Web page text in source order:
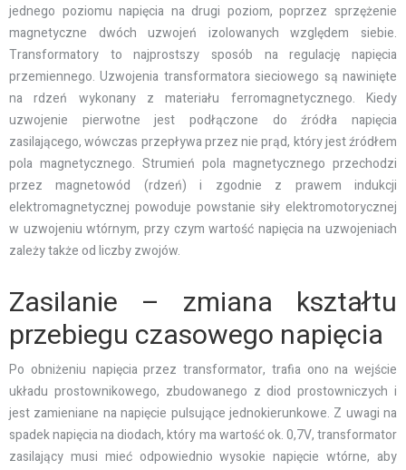
jednego poziomu napięcia na drugi poziom, poprzez sprzężenie
magnetyczne dwóch uzwojeń izolowanych względem siebie.
Transformatory to najprostszy sposób na regulację napięcia
przemiennego. Uzwojenia transformatora sieciowego są nawinięte
na rdzeń wykonany z materiału ferromagnetycznego. Kiedy
uzwojenie pierwotne jest podłączone do źródła napięcia
zasilającego, wówczas przepływa przez nie prąd, który jest źródłem
pola magnetycznego. Strumień pola magnetycznego przechodzi
przez magnetowód (rdzeń) i zgodnie z prawem indukcji
elektromagnetycznej powoduje powstanie siły elektromotorycznej
w uzwojeniu wtórnym, przy czym wartość napięcia na uzwojeniach
zależy także od liczby zwojów.
Zasilanie – zmiana kształtu
przebiegu czasowego napięcia
Po obniżeniu napięcia przez transformator, trafia ono na wejście
układu prostownikowego, zbudowanego z diod prostowniczych i
jest zamieniane na napięcie pulsujące jednokierunkowe. Z uwagi na
spadek napięcia na diodach, który ma wartość ok. 0,7V, transformator
zasilający musi mieć odpowiednio wysokie napięcie wtórne, aby